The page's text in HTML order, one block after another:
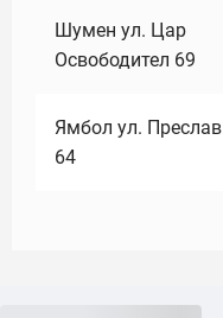
Шумен ул. Цар
Освободител 69
Ямбол ул. Преслав
64